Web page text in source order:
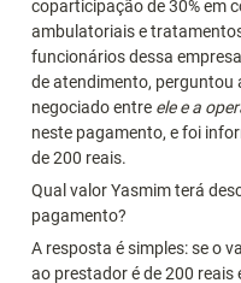
coparticipação de 30% em
ambulatoriais e
funcionários dessa empresa
de atendimento,
negociado entre ele e a
neste pagamento, e foi
de 200 reais.
Qual valor Yasmim terá
pagamento?
A resposta é simples: se o
ao prestador é de 200 reais